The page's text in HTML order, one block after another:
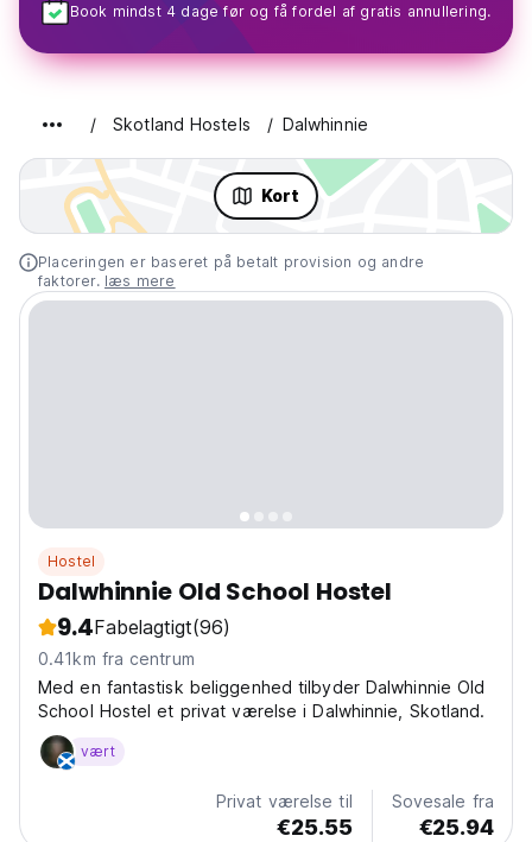
Book mindst 4 dage før og få fordel af gratis annullering.
Skotland Hostels Dalwhinnie
Kort
Placeringen er baseret på betalt provision og andre
faktorer. læs mere
Hostel
Dalwhinnie Old School Hostel
9.4Fabelagtigt(96)
0.41km fra centrum
Med en fantastisk beliggenhed tilbyder Dalwhinnie Old
School Hostel et privat værelse i Dalwhinnie, Skotland.
vært
Privat værelse til
€25.55
Sovesale fra
€25.94